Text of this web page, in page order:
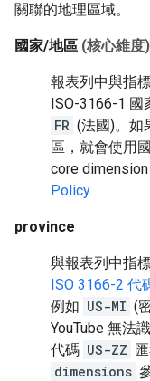
關聯的地理區域。
國家/地區 (核心維度)
報表列中與指
ISO-3166-1 國
FR (法國)。如
區，就會使用
core
Policy.
province
與報表列中指
ISO 3166-2 代
例如 US-MI (
YouTube 無法
代碼 US-ZZ
dimensions